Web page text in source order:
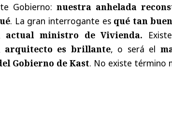
Gobierno:nuestra anhelada
. La gran interrogante es qué tan
ministro de Vivienda.
arquitecto es brillante, o será el
Gobierno de Kast. No existe término